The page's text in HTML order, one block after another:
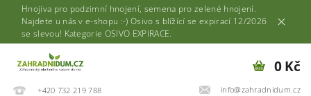
Hnojiva pro podzimní hnojení, semena pro zelené hnojení.
Najdete u nás v e-shopu :-) Osivo s blížící se expirací 12/2026
se slevou! Kategorie OSIVO EXPIRACE.
+420 732 219 788 info@zahradnidum.cz
0 Kč